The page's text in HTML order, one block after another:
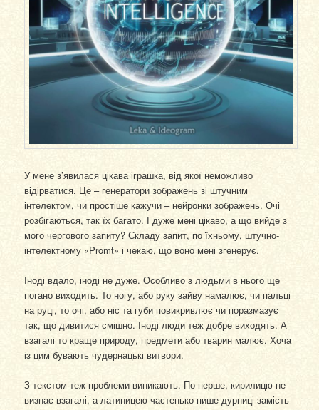
У мене з’явилася цікава іграшка, від якої неможливо
відірватися. Це – генератори зображень зі штучним
інтелектом, чи простіше кажучи – нейронки зображень. Очі
розбігаються, так їх багато. І дуже мені цікаво, а що вийде з
мого чергового запиту? Складу запит, по їхньому, штучно-
інтелектному «Promt» і чекаю, що воно мені згенерує.
Іноді вдало, іноді не дуже. Особливо з людьми в нього ще
погано виходить. То ногу, або руку зайву намалює, чи пальці
на руці, то очі, або ніс та губи повикривлює чи поразмазує
так, що дивитися смішно. Іноді люди теж добре виходять. А
взагалі то краще природу, предмети або тварин малює. Хоча
із цим бувають чудернацькі витвори.
З текстом теж проблеми виникають. По-перше, кирилицю не
визнає взагалі, а латиницею частенько пише дурниці замість